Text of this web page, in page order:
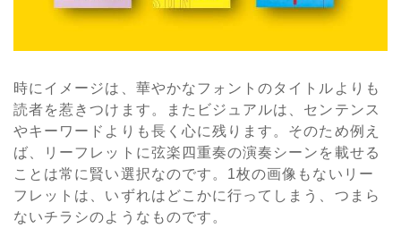
時にイメージは、華やかなフォントのタイトルよりも
読者を惹きつけます。またビジュアルは、センテンス
やキーワードよりも長く心に残ります。そのため例え
ば、リーフレットに弦楽四重奏の演奏シーンを載せる
ことは常に賢い選択なのです。1枚の画像もないリー
フレットは、いずれはどこかに行ってしまう、つまら
ないチラシのようなものです。